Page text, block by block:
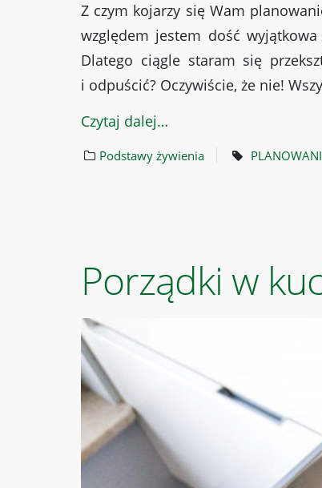
Z czym kojarzy się Wam
względem jestem dość
Dlatego ciągle staram się
i odpuścić? Oczywiście, że nie!
Czytaj dalej…
Podstawy żywienia
Porządki w